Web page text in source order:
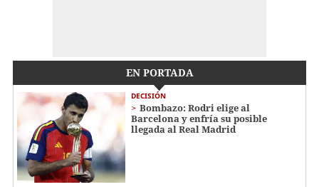
EN PORTADA
DECISIÓN
Bombazo: Rodri elige al
Barcelona y enfría su posible
llegada al Real Madrid